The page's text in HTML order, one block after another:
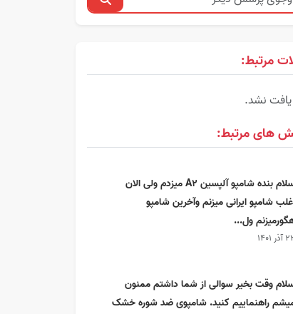
مرتبط:
یافت نشد.
های مرتبط:
سلام بنده شامپو آلپسین A2 میزدم ولی الان
شامپو ایرانی میزنم وآخرین شامپو
ول...
۱۴۰۱
وقت بخیر سوالی از شما داشتم ممنون
راهنماییم کنید. شامپوی ضد شوره خشک